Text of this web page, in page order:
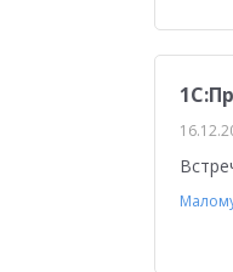
1С:ERP